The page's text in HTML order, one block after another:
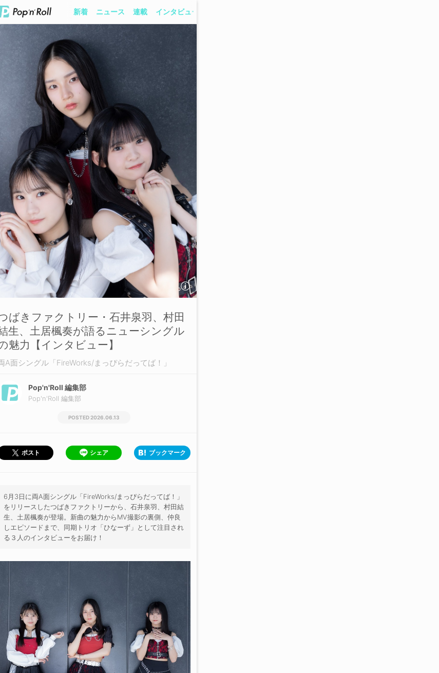
新着 ニュース 連載 インタビュー
ばきファクトリー・石井泉羽、村田
生、土居楓奏が語るニューシングル
魅力【インタビュー】
A面シングル「FireWorks/まっぴらだってば！」
Pop'n'Roll 編集部
Pop'n'Roll 編集部
2026.06.13
ポスト シェア ブックマーク
6月3日に両A面シングル「FireWorks/まっぴらだってば！」
をリリースしたつばきファクトリーから、石井泉羽、村田結
生、土居楓奏が登場。新曲の魅力からMV撮影の裏側、仲良
しエピソードまで、同期トリオ「ひなーず」として注目され
る３人のインタビューをお届け！